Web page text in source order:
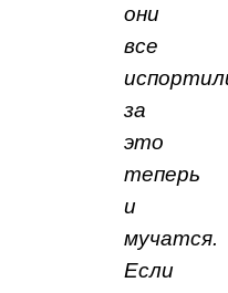
они
все
за
это
теперь
и
мучатся.
Если